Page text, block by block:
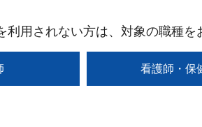
利用されない方は、対象の職種を
看護師・保